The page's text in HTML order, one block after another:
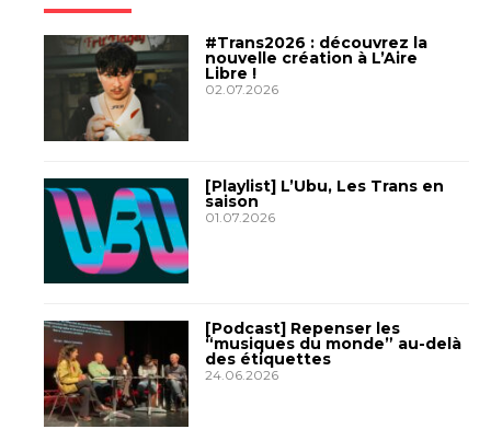
#Trans2026 : découvrez la
nouvelle création à L’Aire
Libre !
02.07.2026
[Playlist] L’Ubu, Les Trans en
saison
01.07.2026
[Podcast] Repenser les
“musiques du monde” au-delà
des étiquettes
24.06.2026